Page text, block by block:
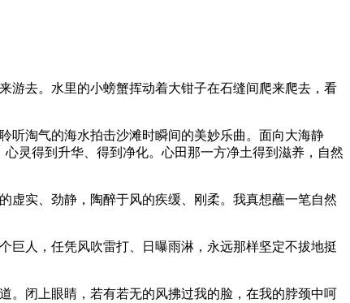
游去。水里的小螃蟹挥动着大钳子在石缝间爬来爬去，看
听淘气的海水拍击沙滩时瞬间的美妙乐曲。面向大海静
灵得到升华、得到净化。心田那一方净土得到滋养，自然
虚实、劲静，陶醉于风的疾缓、刚柔。我真想蘸一笔自然
巨人，任凭风吹雷打、日曝雨淋，永远那样坚定不拔地挺
。闭上眼睛，若有若无的风拂过我的脸，在我的脖颈中呵